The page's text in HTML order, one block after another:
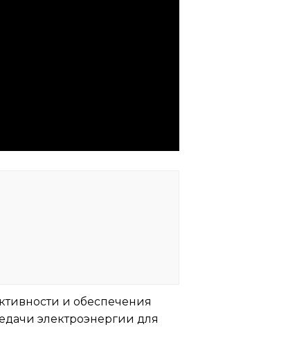
и обеспечения
электроэнергии для